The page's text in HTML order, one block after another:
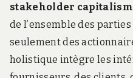
stakeholder capitalism
de l’ensemble des
seulement des
holistique intègre les